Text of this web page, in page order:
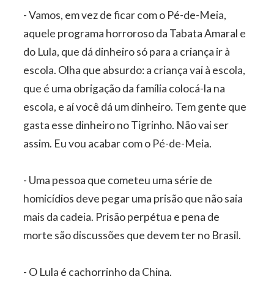
- Vamos, em vez de ficar com o Pé-de-Meia,
aquele programa horroroso da Tabata Amaral e
do Lula, que dá dinheiro só para a criança ir à
escola. Olha que absurdo: a criança vai à escola,
que é uma obrigação da família colocá-la na
escola, e aí você dá um dinheiro. Tem gente que
gasta esse dinheiro no Tigrinho. Não vai ser
assim. Eu vou acabar com o Pé-de-Meia.
- Uma pessoa que cometeu uma série de
homicídios deve pegar uma prisão que não saia
mais da cadeia. Prisão perpétua e pena de
morte são discussões que devem ter no Brasil.
- O Lula é cachorrinho da China.